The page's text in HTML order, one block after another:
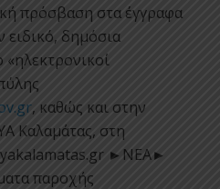
πρόσβαση στα έγγραφα
δημόσια
, καθώς και στην
Καλαμάτας, στη
►ΝΕΑ►
παροχής